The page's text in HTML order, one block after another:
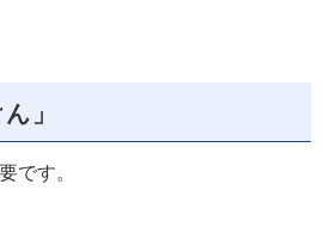
」
です。